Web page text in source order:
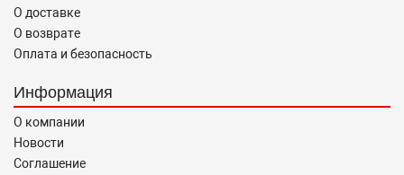
О доставке
О возврате
Оплата и безопасность
Информация
О компании
Новости
Соглашение